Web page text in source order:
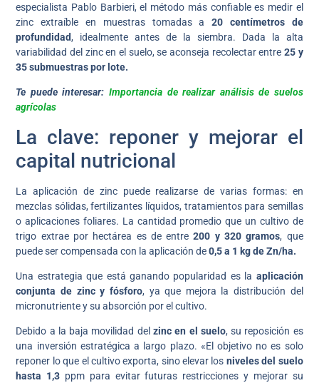
especialista Pablo Barbieri, el método más confiable es medir el
zinc extraíble en muestras tomadas a20 centímetros de
profundidad, idealmente antes de la siembra. Dada la alta
variabilidad del zinc en el suelo, se aconseja recolectar entre 25 y
35 submuestras por lote.
Te puede interesar: Importancia de realizar análisis de suelos
agrícolas
La clave: reponer y mejorar el
capital nutricional
La aplicación de zinc puede realizarse de varias formas: en
mezclas sólidas, fertilizantes líquidos, tratamientos para semillas
o aplicaciones foliares. La cantidad promedio que un cultivo de
trigo extrae por hectárea es de entre200 y 320 gramos, que
puede ser compensada con la aplicación de0,5 a 1 kg de Zn/ha.
Una estrategia que está ganando popularidad es la aplicación
conjunta de zinc y fósforo, ya que mejora la distribución del
micronutriente y su absorción por el cultivo.
Debido a la baja movilidad del zinc en el suelo, su reposición es
una inversión estratégica a largo plazo. «El objetivo no es solo
reponer lo que el cultivo exporta, sino elevar los niveles del suelo
hasta 1,3 ppm para evitar futuras restricciones y mejorar su